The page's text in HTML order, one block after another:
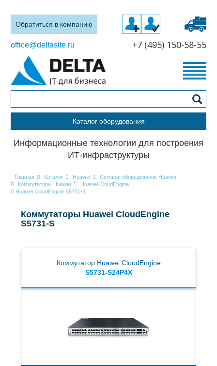
Обратиться в компанию
office@deltasite.ru +7 (495) 150-58-55
Каталог оборудования
Информационные технологии для построения
ИТ-инфраструктуры
Главная Каталог Huawei
Сетевое оборудование Huawei
Коммутаторы Huawei
Huawei CloudEngine
Huawei CloudEngine S5731-S
Коммутаторы Huawei CloudEngine
S5731-S
Коммутатор Huawei CloudEngine
S5731-S24P4X